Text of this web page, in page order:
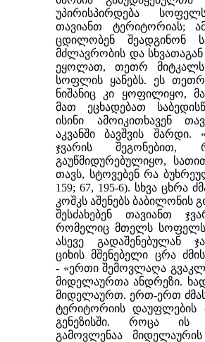
უპირისპირდება
თავიანთ ტერიტორიას;
ცდილობენ შეადგინონ
მძლავრობის და
ეყოლათ, თეთრ მიტკალს
სოფლის ყანებს. ეს
ნიშანიც კი ყოფილიყო,
მათ ეცხადებათ
ისინი ამოიკითხავენ
აკვანში ბავშვის
ჯვარის
გაუწმიდურებულიყო,
თავს, სტოვებენ რა
159; 67, 195-6). სხვა ცხრა
კოშკს აშენებს
შესძახებენ თავიანთ
რომელიც მთელს სოფელს
ასევე გადაშენებულან
ციხის მშენებელი ცრა
- «ერთი შემოვლაღა
მიდელაურთა ანდრეზი.
მიდელაურთ. ერთ-ერთ
ტერიტორიის დაუფლების
გენეზისში. როცა ის
გამოვლენაა